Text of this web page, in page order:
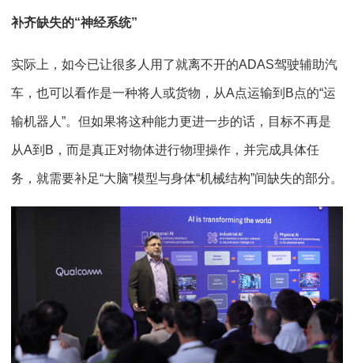
补齐缺失的“神经系统”
实际上，如今已让很多人用了就离不开的ADAS驾驶辅助汽
车，也可以看作是一种将人或货物，从A点运输到B点的“运
输机器人”。但如果将这种能力更进一步的话，目标不再是
从A到B，而是真正对物体进行物理操作，并完成具体任
务，就需要补足“大脑”模型与身体“机械结构”间缺失的部分。